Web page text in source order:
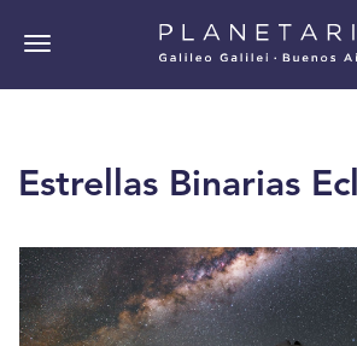
principalnavigation
Estrellas Binarias